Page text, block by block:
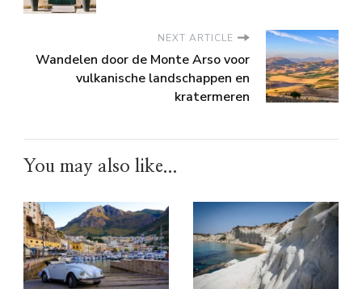
NEXT ARTICLE
Wandelen door de Monte Arso voor
vulkanische landschappen en
kratermeren
You may also like...